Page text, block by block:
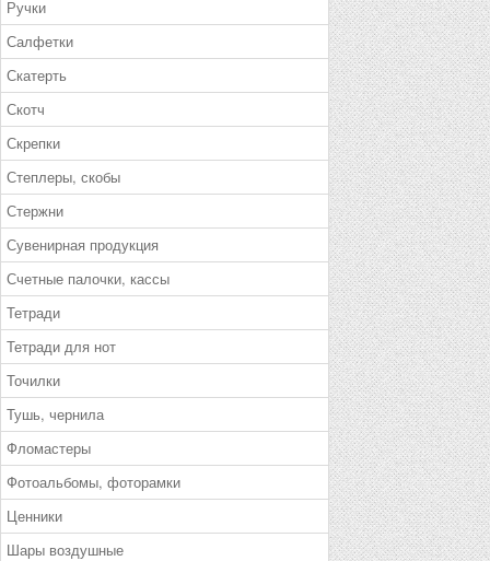
Ручки
Салфетки
Скатерть
Скотч
Скрепки
Степлеры, скобы
Стержни
Сувенирная продукция
Счетные палочки, кассы
Тетради
Тетради для нот
Точилки
Тушь, чернила
Фломастеры
Фотоальбомы, фоторамки
Ценники
Шары воздушные